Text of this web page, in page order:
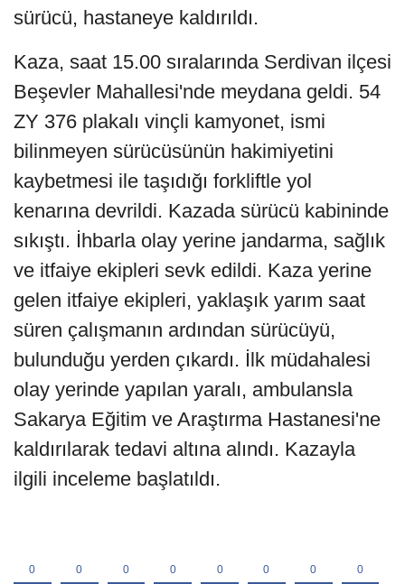
sürücü, hastaneye kaldırıldı.
Kaza, saat 15.00 sıralarında Serdivan ilçesi
Beşevler Mahallesi'nde meydana geldi. 54
ZY 376 plakalı vinçli kamyonet, ismi
bilinmeyen sürücüsünün hakimiyetini
kaybetmesi ile taşıdığı forkliftle yol
kenarına devrildi. Kazada sürücü kabininde
sıkıştı. İhbarla olay yerine jandarma, sağlık
ve itfaiye ekipleri sevk edildi. Kaza yerine
gelen itfaiye ekipleri, yaklaşık yarım saat
süren çalışmanın ardından sürücüyü,
bulunduğu yerden çıkardı. İlk müdahalesi
olay yerinde yapılan yaralı, ambulansla
Sakarya Eğitim ve Araştırma Hastanesi'ne
kaldırılarak tedavi altına alındı. Kazayla
ilgili inceleme başlatıldı.